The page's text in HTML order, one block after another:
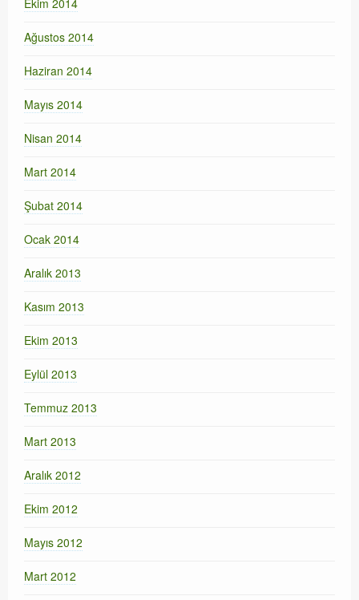
Ekim 2014
Ağustos 2014
Haziran 2014
Mayıs 2014
Nisan 2014
Mart 2014
Şubat 2014
Ocak 2014
Aralık 2013
Kasım 2013
Ekim 2013
Eylül 2013
Temmuz 2013
Mart 2013
Aralık 2012
Ekim 2012
Mayıs 2012
Mart 2012